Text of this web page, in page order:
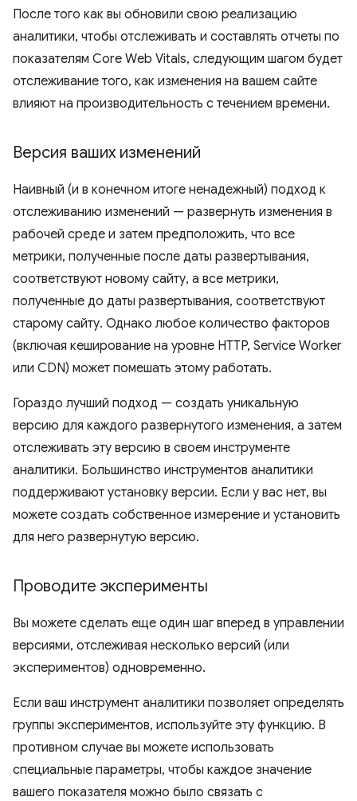
После того как вы обновили свою реализацию
аналитики, чтобы отслеживать и составлять отчеты по
показателям Core Web Vitals, следующим шагом будет
отслеживание того, как изменения на вашем сайте
влияют на производительность с течением времени.
Версия ваших изменений
Наивный (и в конечном итоге ненадежный) подход к
отслеживанию изменений — развернуть изменения в
рабочей среде и затем предположить, что все
метрики, полученные после даты развертывания,
соответствуют новому сайту, а все метрики,
полученные до даты развертывания, соответствуют
старому сайту. Однако любое количество факторов
(включая кеширование на уровне HTTP, Service Worker
или CDN) может помешать этому работать.
Гораздо лучший подход — создать уникальную
версию для каждого развернутого изменения, а затем
отслеживать эту версию в своем инструменте
аналитики. Большинство инструментов аналитики
поддерживают установку версии. Если у вас нет, вы
можете создать собственное измерение и установить
для него развернутую версию.
Проводите эксперименты
Вы можете сделать еще один шаг вперед в управлении
версиями, отслеживая несколько версий (или
экспериментов) одновременно.
Если ваш инструмент аналитики позволяет определять
группы экспериментов, используйте эту функцию. В
противном случае вы можете использовать
специальные параметры, чтобы каждое значение
вашего показателя можно было связать с